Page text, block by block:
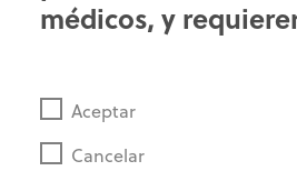
médicos, y
Aceptar
Cancelar